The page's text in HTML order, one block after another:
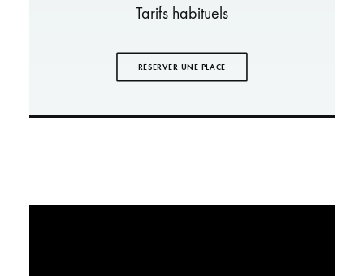
Tarifs habituels
RÉSERVER UNE PLACE